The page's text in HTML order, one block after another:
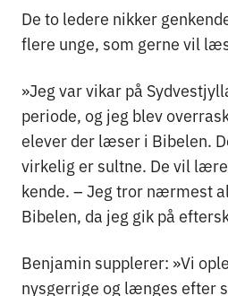
De to ledere nikker
flere unge, som gerne vil
»Jeg var vikar på
periode, og jeg blev
elever der læser i Bibelen.
virkelig er sultne. De vil
kende. – Jeg tror nærmest
Bibelen, da jeg gik på
Benjamin supplerer: »Vi
nysgerrige og længes efter